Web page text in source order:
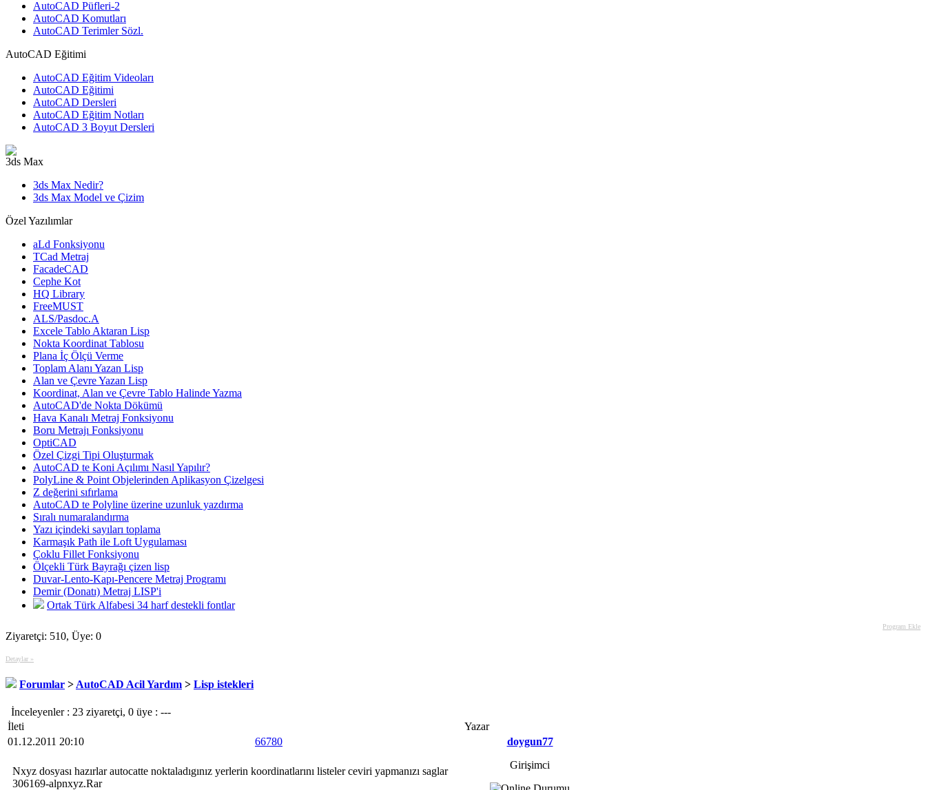
AutoCAD Püfleri-2
AutoCAD Komutları
AutoCAD Terimler Sözl.
AutoCAD Eğitimi
AutoCAD Eğitim Videoları
AutoCAD Eğitimi
AutoCAD Dersleri
AutoCAD Eğitim Notları
AutoCAD 3 Boyut Dersleri
3ds Max
3ds Max Nedir?
3ds Max Model ve Çizim
Özel Yazılımlar
aLd Fonksiyonu
TCad Metraj
FacadeCAD
Cephe Kot
HQ Library
FreeMUST
ALS/Pasdoc.A
Excele Tablo Aktaran Lisp
Nokta Koordinat Tablosu
Plana İç Ölçü Verme
Toplam Alanı Yazan Lisp
Alan ve Çevre Yazan Lisp
Koordinat, Alan ve Çevre Tablo Halinde Yazma
AutoCAD'de Nokta Dökümü
Hava Kanalı Metraj Fonksiyonu
Boru Metrajı Fonksiyonu
OptiCAD
Özel Çizgi Tipi Oluşturmak
AutoCAD te Koni Açılımı Nasıl Yapılır?
PolyLine & Point Objelerinden Aplikasyon Çizelgesi
Z değerini sıfırlama
AutoCAD te Polyline üzerine uzunluk yazdırma
Sıralı numaralandırma
Yazı içindeki sayıları toplama
Karmaşık Path ile Loft Uygulaması
Çoklu Fillet Fonksiyonu
Ölçekli Türk Bayrağı çizen lisp
Duvar-Lento-Kapı-Pencere Metraj Programı
Demir (Donatı) Metraj LISP'i
Ortak Türk Alfabesi 34 harf destekli fontlar
Program Ekle
Ziyaretçi: 510, Üye: 0
Detaylar »
Forumlar > AutoCAD Acil Yardım > Lisp istekleri
İnceleyenler : 23 ziyaretçi, 0 üye : ---
İleti
Yazar
01.12.2011 20:10
66780
doygun77
Girişimci
Nxyz dosyası hazırlar autocatte noktaladıgınız yerlerin koordinatlarını listeler ceviri yapmanızı saglar
306169-alpnxyz.Rar